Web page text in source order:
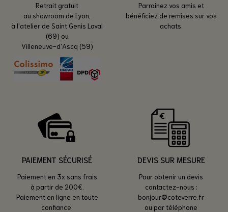
Retrait gratuit
au showroom de Lyon,
à l'atelier de Saint Genis Laval
(69) ou
Villeneuve-d'Ascq (59)
Parrainez vos amis et
bénéficiez de remises sur vos
achats.
PAIEMENT SÉCURISÉ
Paiement en 3x sans frais
à partir de 200€.
Paiement en ligne en toute
confiance.
DEVIS SUR MESURE
Pour obtenir un devis
contactez-nous :
bonjour@coteverre.fr
ou par téléphone